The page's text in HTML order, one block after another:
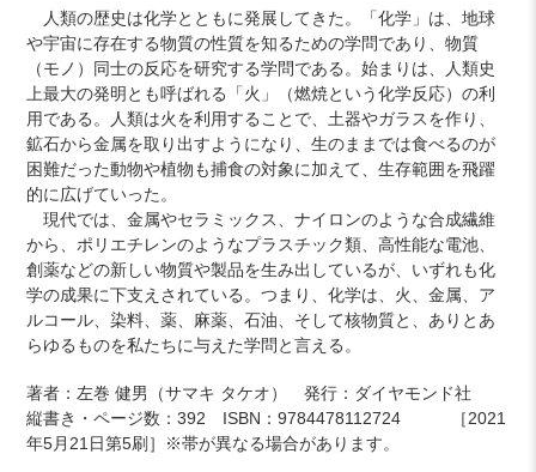
追
加
す
る
人類の歴史は化学とともに発展してきた。「化学」は、地球
や宇宙に存在する物質の性質を知るための学問であり、物質
（モノ）同士の反応を研究する学問である。始まりは、人類史
上最大の発明とも呼ばれる「火」（燃焼という化学反応）の利
用である。人類は火を利用することで、土器やガラスを作り、
鉱石から金属を取り出すようになり、生のままでは食べるのが
困難だった動物や植物も捕食の対象に加えて、生存範囲を飛躍
的に広げていった。
現代では、金属やセラミックス、ナイロンのような合成繊維
から、ポリエチレンのようなプラスチック類、高性能な電池、
創薬などの新しい物質や製品を生み出しているが、いずれも化
学の成果に下支えされている。つまり、化学は、火、金属、ア
ルコール、染料、薬、麻薬、石油、そして核物質と、ありとあ
らゆるものを私たちに与えた学問と言える。
著者：左巻 健男（サマキ タケオ） 発行：ダイヤモンド社
縦書き・ページ数：392 ISBN：9784478112724 ［2021
年5月21日第5刷］※帯が異なる場合があります。